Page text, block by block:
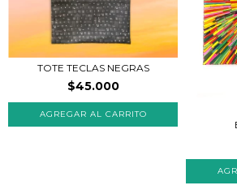
TOTE TECLAS NEGRAS
$45.000